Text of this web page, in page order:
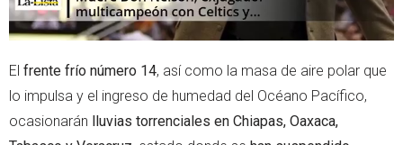
El frente frío número 14, así como la masa de aire polar que
lo impulsa y el ingreso de humedad del Océano Pacífico,
ocasionarán lluvias torrenciales en Chiapas, Oaxaca,